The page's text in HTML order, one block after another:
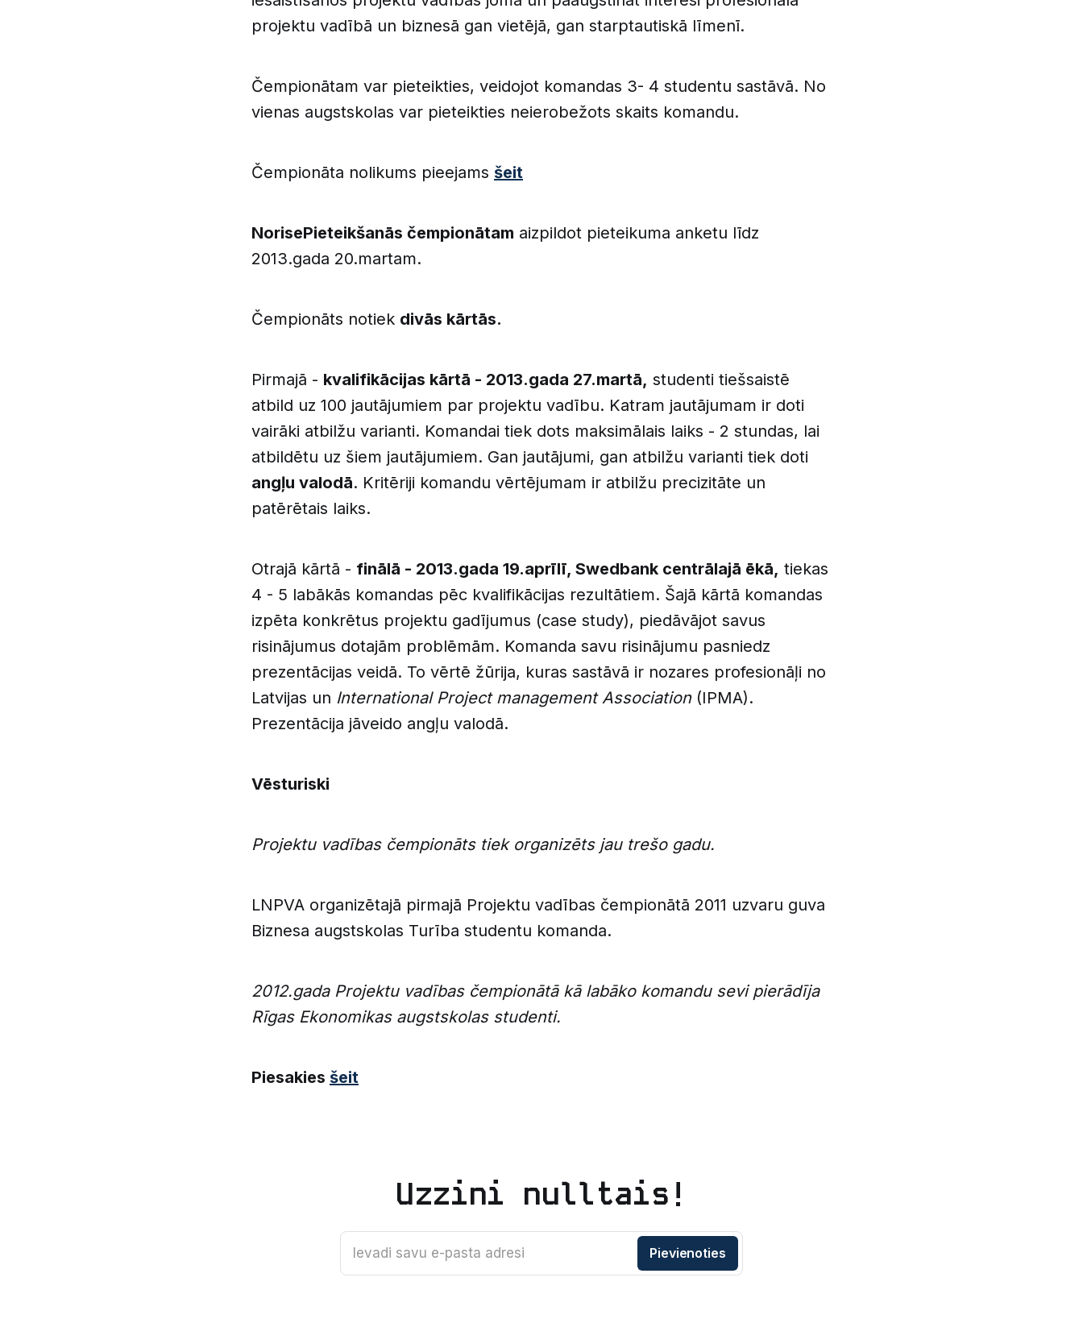
projektu vadībā un biznesā gan vietējā, gan starptautiskā līmenī.
Čempionātam var pieteikties, veidojot komandas 3- 4 studentu sastāvā. No
vienas augstskolas var pieteikties neierobežots skaits komandu.
Čempionāta nolikums pieejams šeit
NorisePieteikšanās čempionātam aizpildot pieteikuma anketu līdz
2013.gada 20.martam.
Čempionāts notiek divās kārtās.
Pirmajā - kvalifikācijas kārtā - 2013.gada 27.martā, studenti tiešsaistē
atbild uz 100 jautājumiem par projektu vadību. Katram jautājumam ir doti
vairāki atbilžu varianti. Komandai tiek dots maksimālais laiks - 2 stundas, lai
atbildētu uz šiem jautājumiem. Gan jautājumi, gan atbilžu varianti tiek doti
angļu valodā. Kritēriji komandu vērtējumam ir atbilžu precizitāte un
patērētais laiks.
Otrajā kārtā - finālā - 2013.gada 19.aprīlī, Swedbank centrālajā ēkā, tiekas
4 - 5 labākās komandas pēc kvalifikācijas rezultātiem. Šajā kārtā komandas
izpēta konkrētus projektu gadījumus (case study), piedāvājot savus
risinājumus dotajām problēmām. Komanda savu risinājumu pasniedz
prezentācijas veidā. To vērtē žūrija, kuras sastāvā ir nozares profesionāļi no
Latvijas un International Project management Association (IPMA).
Prezentācija jāveido angļu valodā.
Vēsturiski
Projektu vadības čempionāts tiek organizēts jau trešo gadu.
LNPVA organizētajā pirmajā Projektu vadības čempionātā 2011 uzvaru guva
Biznesa augstskolas Turība studentu komanda.
2012.gada Projektu vadības čempionātā kā labāko komandu sevi pierādīja
Rīgas Ekonomikas augstskolas studenti.
Piesakies šeit
Uzzini nulltais!
Ievadi savu e-pasta adresi Pievienoties